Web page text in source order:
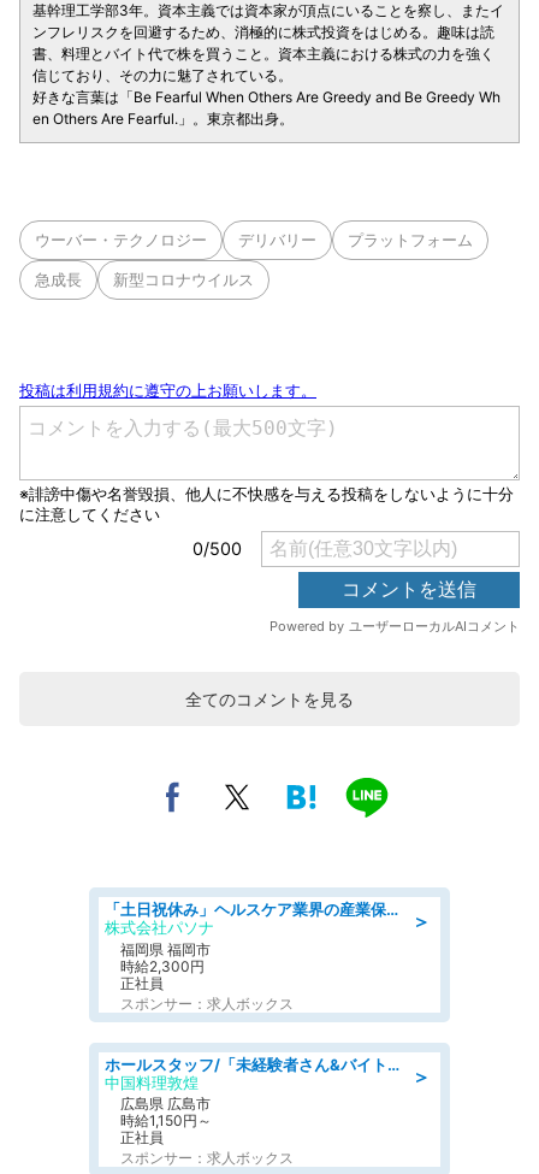
基幹理工学部3年。資本主義では資本家が頂点にいることを察し、またイ
ンフレリスクを回避するため、消極的に株式投資をはじめる。趣味は読
書、料理とバイト代で株を買うこと。資本主義における株式の力を強く
信じており、その力に魅了されている。
好きな言葉は「Be Fearful When Others Are Greedy and Be Greedy Wh
en Others Are Fearful.」。東京都出身。
ウーバー・テクノロジー デリバリー プラットフォーム
急成長 新型コロナウイルス
全てのコメントを見る
＞
「土日祝休み」ヘルスケア業界の産業保健師/高時給/未経験OK/要資格:保健師、正看護師
株式会社パソナ
福岡県 福岡市
時給2,300円
正社員
スポンサー：求人ボックス
＞
ホールスタッフ/「未経験者さん&バイトデビューも大歓迎」残業ほぼなし×1日3時間〜勤務OK!フォロー体制も充実/広島県/広島市南区
中国料理敦煌
広島県 広島市
時給1,150円～
正社員
スポンサー：求人ボックス